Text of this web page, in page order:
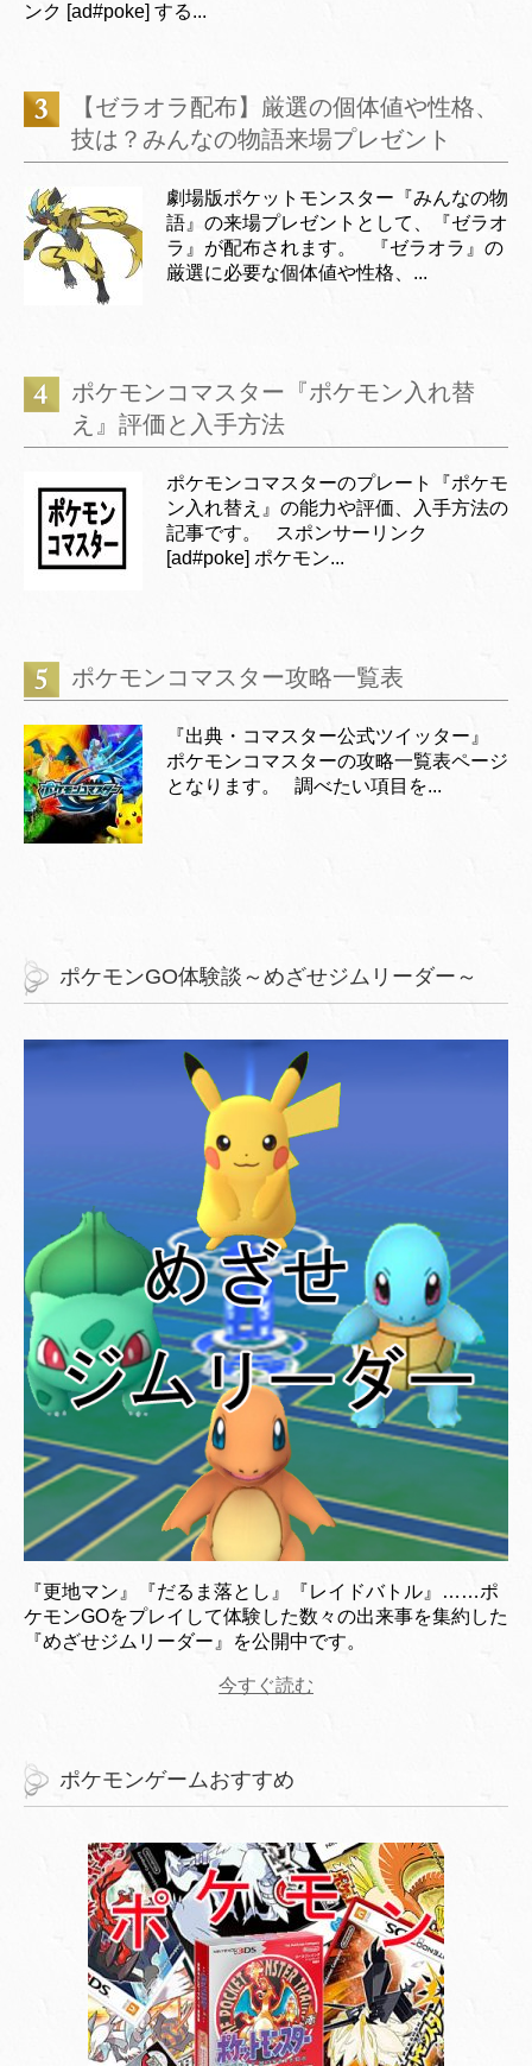
ンク [ad#poke] する...
【ゼラオラ配布】厳選の個体値や性格、
技は？みんなの物語来場プレゼント
劇場版ポケットモンスター『みんなの物
語』の来場プレゼントとして、『ゼラオ
ラ』が配布されます。 『ゼラオラ』の
厳選に必要な個体値や性格、...
ポケモンコマスター『ポケモン入れ替
え』評価と入手方法
ポケモンコマスターのプレート『ポケモ
ン入れ替え』の能力や評価、入手方法の
記事です。 スポンサーリンク
[ad#poke] ポケモン...
ポケモンコマスター攻略一覧表
『出典・コマスター公式ツイッター』
ポケモンコマスターの攻略一覧表ページ
となります。 調べたい項目を...
ポケモンGO体験談～めざせジムリーダー～
『更地マン』『だるま落とし』『レイドバトル』……ポ
ケモンGOをプレイして体験した数々の出来事を集約した
『めざせジムリーダー』を公開中です。
今すぐ読む
ポケモンゲームおすすめ